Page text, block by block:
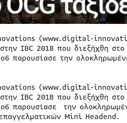
(www.digital-
IBC 2018 που διεξήχθη στο
παρουσίασε την
(www.digital-
IBC 2018 που διεξήχθη στο
παρουσίασε την
Mini Headend.